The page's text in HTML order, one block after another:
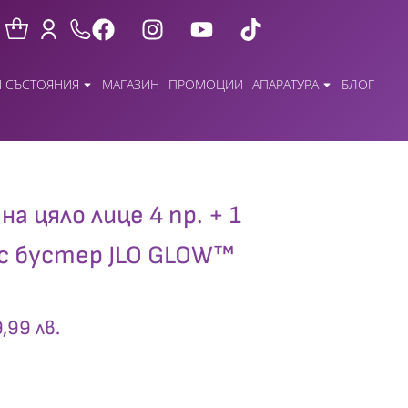
МАГАЗИН ПРОМОЦИИ АПАРАТУРА
БЛОГ
цяло лице 4 пр. + 1
бустер JLO GLOW™
лв.